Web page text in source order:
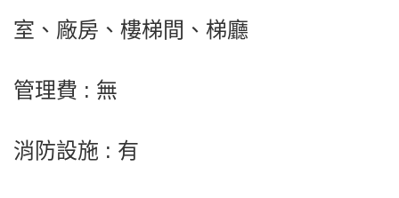
室、廠房、樓梯間、梯廳
管理費 : 無
消防設施 : 有